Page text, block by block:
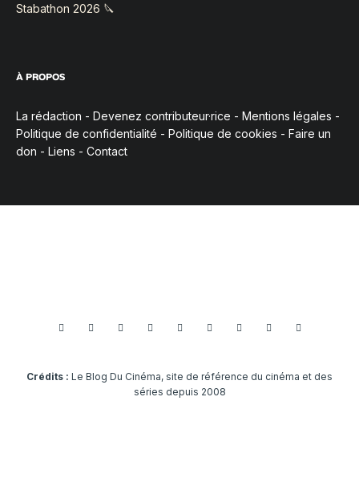
Stabathon 2026 🔪
À PROPOS
La rédaction - Devenez contributeur·rice - Mentions légales -
Politique de confidentialité - Politique de cookies - Faire un
don - Liens - Contact
Crédits : Le Blog Du Cinéma, site de référence du cinéma et des
séries depuis 2008